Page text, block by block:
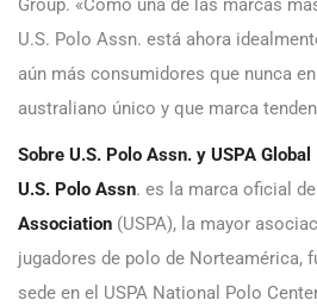
Group. «Como una de las marcas
U.S. Polo Assn. está ahora
aún más consumidores que nunca
australiano único y que marca
Sobre U.S. Polo Assn. y USPA Global
U.S. Polo Assn. es la marca oficial
Association (USPA), la mayor
jugadores de polo de Norteamérica,
sede en el USPA National Polo